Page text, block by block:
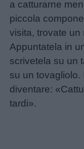
a catturarne
piccola
visita, trovate un
Appuntatela in
scrivetela su un
su un tovagliolo.
diventare:
tardi».